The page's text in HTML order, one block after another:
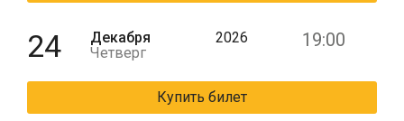
24
Декабря
Четверг
2026 19:00
Купить билет